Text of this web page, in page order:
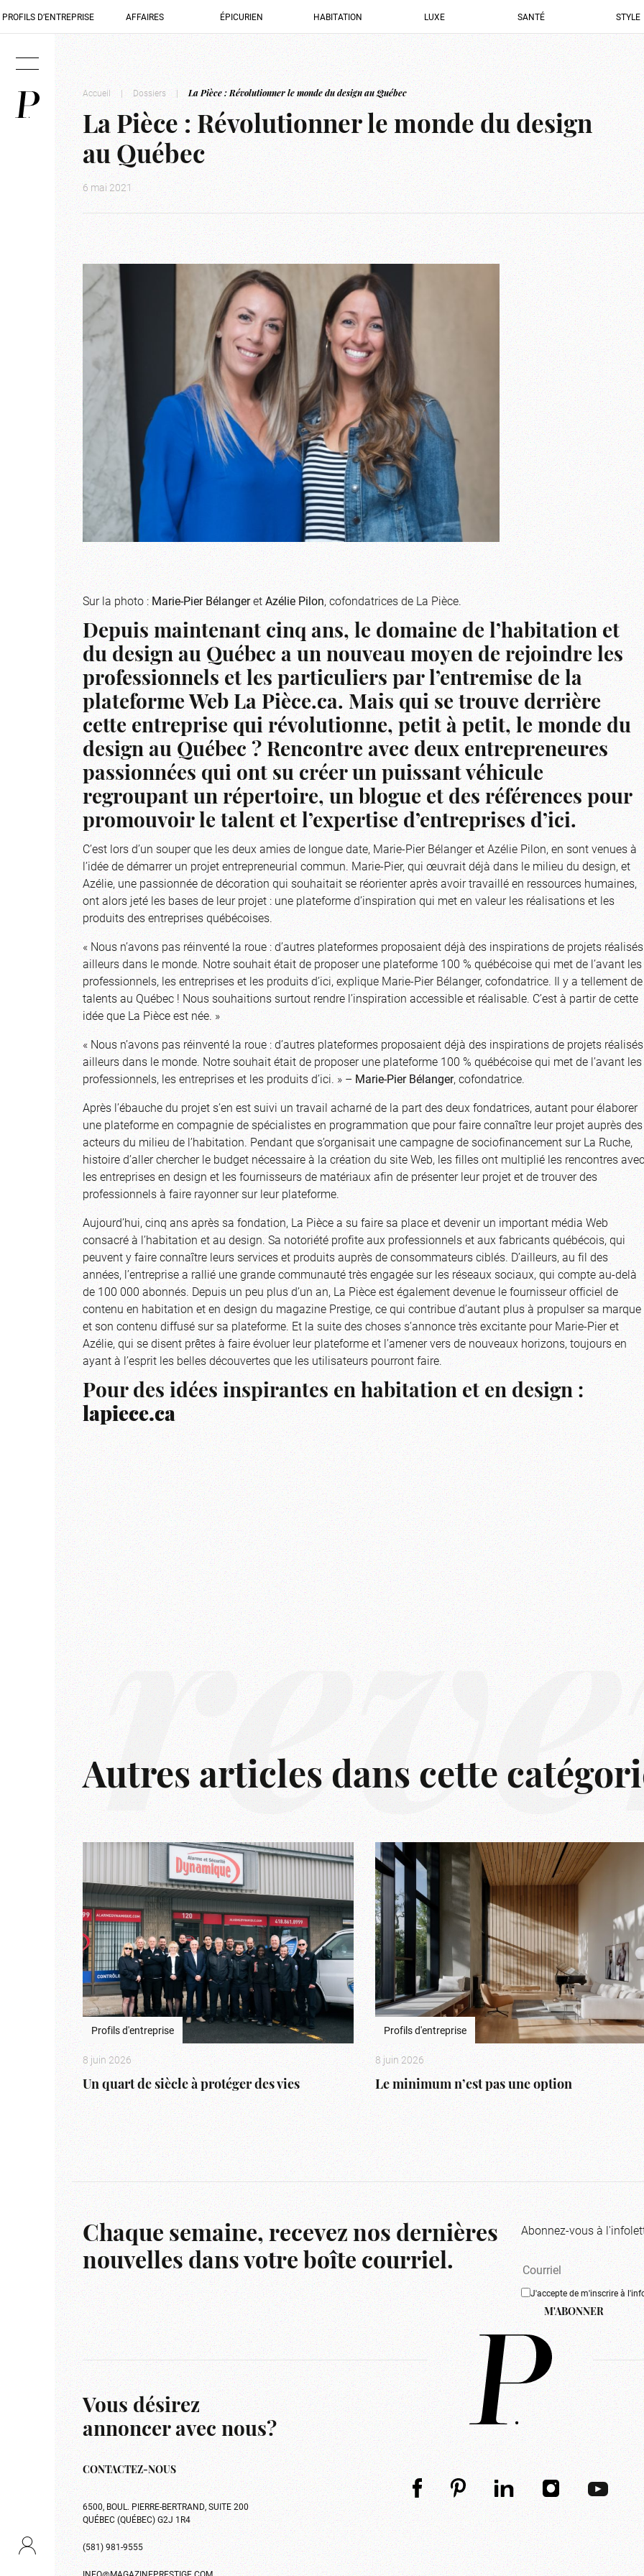
PROFILS D’ENTREPRISE AFFAIRES ÉPICURIEN HABITATION LUXE SANTÉ STYLE
Accueil | Dossiers | La Pièce : Révolutionner le monde du design au Québec
La Pièce : Révolutionner le monde du design
au Québec
6 mai 2021
Sur la photo :Marie-Pier BélangeretAzélie Pilon, cofondatrices de La Pièce.
Depuis maintenant cinq ans, le domaine de l’habitation et
du design au Québec a un nouveau moyen de rejoindre les
professionnels et les particuliers par l’entremise de la
plateforme Web La Pièce.ca. Mais qui se trouve derrière
cette entreprise qui révolutionne, petit à petit, le monde du
design au Québec ? Rencontre avec deux entrepreneures
passionnées qui ont su créer un puissant véhicule
regroupant un répertoire, un blogue et des références pour
promouvoir le talent et l’expertise d’entreprises d’ici.
C’est lors d’un souper que les deux amies de longue date, Marie-Pier Bélanger et Azélie Pilon, en sont venues à
l’idée de démarrer un projet entrepreneurial commun. Marie-Pier, qui œuvrait déjà dans le milieu du design, et
Azélie, une passionnée de décoration qui souhaitait se réorienter après avoir travaillé en ressources humaines,
ont alors jeté les bases de leur projet : une plateforme d’inspiration qui met en valeur les réalisations et les
produits des entreprises québécoises.
« Nous n’avons pas réinventé la roue : d’autres plateformes proposaient déjà des inspirations de projets réalisés
ailleurs dans le monde. Notre souhait était de proposer une plateforme 100 % québécoise qui met de l’avant les
professionnels, les entreprises et les produits d’ici, explique Marie-Pier Bélanger, cofondatrice. Il y a tellement de
talents au Québec ! Nous souhaitions surtout rendre l’inspiration accessible et réalisable. C’est à partir de cette
idée que La Pièce est née. »
« Nous n’avons pas réinventé la roue : d’autres plateformes proposaient déjà des inspirations de projets réalisés
ailleurs dans le monde. Notre souhait était de proposer une plateforme 100 % québécoise qui met de l’avant les
professionnels, les entreprises et les produits d’ici. » – Marie-Pier Bélanger, cofondatrice.
Après l’ébauche du projet s’en est suivi un travail acharné de la part des deux fondatrices, autant pour élaborer
une plateforme en compagnie de spécialistes en programmation que pour faire connaître leur projet auprès des
acteurs du milieu de l’habitation. Pendant que s’organisait une campagne de sociofinancement sur La Ruche,
histoire d’aller chercher le budget nécessaire à la création du site Web, les filles ont multiplié les rencontres avec
les entreprises en design et les fournisseurs de matériaux afin de présenter leur projet et de trouver des
professionnels à faire rayonner sur leur plateforme.
Aujourd’hui, cinq ans après sa fondation, La Pièce a su faire sa place et devenir un important média Web
consacré à l’habitation et au design. Sa notoriété profite aux professionnels et aux fabricants québécois, qui
peuvent y faire connaître leurs services et produits auprès de consommateurs ciblés. D’ailleurs, au fil des
années, l’entreprise a rallié une grande communauté très engagée sur les réseaux sociaux, qui compte au-delà
de 100 000 abonnés. Depuis un peu plus d’un an, La Pièce est également devenue le fournisseur officiel de
contenu en habitation et en design du magazine Prestige, ce qui contribue d’autant plus à propulser sa marque
et son contenu diffusé sur sa plateforme. Et la suite des choses s’annonce très excitante pour Marie-Pier et
Azélie, qui se disent prêtes à faire évoluer leur plateforme et l’amener vers de nouveaux horizons, toujours en
ayant à l’esprit les belles découvertes que les utilisateurs pourront faire.
Pour des idées inspirantes en habitation et en design :
lapiece.ca
Autres articles dans cette
Profils d'entreprise
8 juin 2026
Un quart de siècle à protéger des vies
Profils d'entreprise
8 juin 2026
Le minimum n’est pas une option
Chaque semaine, recevez nos dernières
nouvelles dans votre boîte courriel.
Abonnez-vous à
J'accepte de m'inscrire à
M'ABONNER
Vous désirez
annoncer avec nous?
CONTACTEZ-NOUS
6500, BOUL. PIERRE-BERTRAND, SUITE 200
QUÉBEC (QUÉBEC) G2J 1R4
(581) 981-9555
INFO@MAGAZINEPRESTIGE.COM